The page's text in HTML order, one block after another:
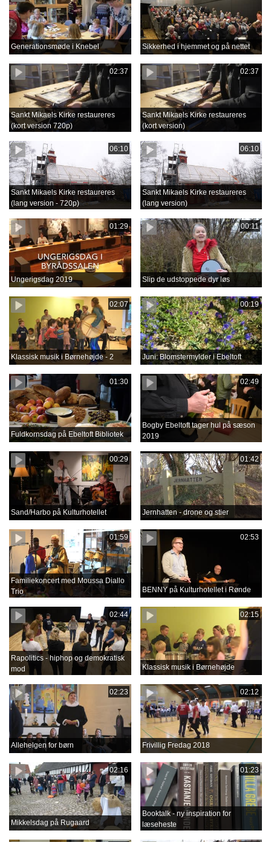
Generationsmøde i Knebel Sikkerhed i hjemmet og på nettet
02:37
Sankt Mikaels Kirke restaureres
(kort version 720p)
02:37
Sankt Mikaels Kirke restaureres
(kort version)
06:10
Sankt Mikaels Kirke restaureres
(lang version - 720p)
06:10
Sankt Mikaels Kirke restaureres
(lang version)
01:29
Ungerigsdag 2019
00:11
Slip de udstoppede dyr løs
02:07
Klassisk musik i Børnehøjde - 2
00:19
Juni: Blomstermylder i Ebeltoft
01:30
Fuldkornsdag på Ebeltoft Bibliotek
02:49
Bogby Ebeltoft tager hul på sæson
2019
00:29
Sand/Harbo på Kulturhotellet
01:42
Jernhatten - drone og stier
01:59
Familiekoncert med Moussa Diallo
Trio
02:53
BENNY på Kulturhotellet i Rønde
02:44
Rapolitics - hiphop og demokratisk
mod
02:15
Klassisk musik i Børnehøjde
02:23
Allehelgen for børn
02:12
Frivillig Fredag 2018
02:16
Mikkelsdag på Rugaard
01:23
Booktalk - ny inspiration for
læseheste